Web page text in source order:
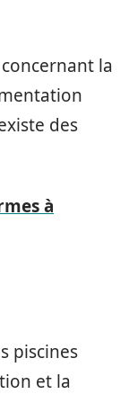
la
des
à
piscines
et la